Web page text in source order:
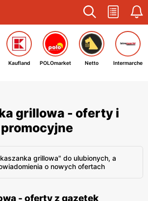
Kaufland POLOmarket Netto Intermarche
grillowa - oferty i
grillowa" do ulubionych, a
o nowych ofertach
- oferty z gazetek